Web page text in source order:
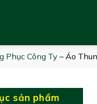
Phục Công Ty– Áo
sản phẩm